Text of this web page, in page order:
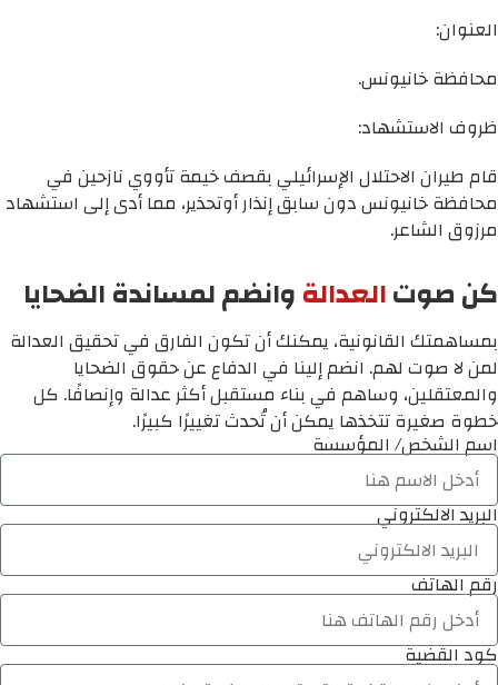
العنوان:
محافظة خانيونس.
ظروف الاستشهاد:
قام طيران الاحتلال الإسرائيلي بقصف خيمة تأووي نازحين في
محافظة خانيونس دون سابق إنذار أوتحذير، مما أدى إلى استشهاد
مرزوق الشاعر.
كن صوتالعدالةوانضم لمساندة الضحايا
بمساهمتك القانونية، يمكنك أن تكون الفارق في تحقيق العدالة
لمن لا صوت لهم. انضم إلينا في الدفاع عن حقوق الضحايا
والمعتقلين، وساهم في بناء مستقبل أكثر عدالة وإنصافًا. كل
خطوة صغيرة تتخذها يمكن أن تُحدث تغييرًا كبيرًا.
اسم الشخص/ المؤسسة
البريد الالكتروني
رقم الهاتف
كود القضية